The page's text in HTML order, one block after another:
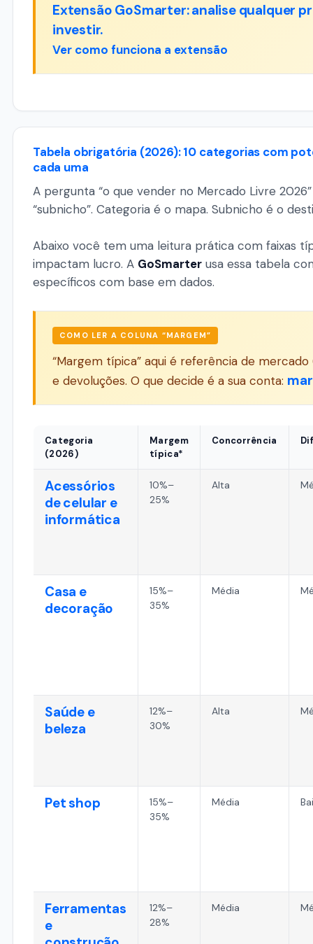
Extensão GoSmarter: analise qualquer
investir.
Ver como funciona a extensão
Tabela obrigatória (2026): 10 categorias com
cada uma
A pergunta “o que vender no Mercado Livre
“subnicho”. Categoria é o mapa. Subnicho é o
Abaixo você tem uma leitura prática com faixas
impactam lucro. A GoSmarter usa essa tabela
específicos com base em dados.
COMO LER A COLUNA “MARGEM”
“Margem típica” aqui é referência de
e devoluções. O que decide é a sua conta:
Categoria
(2026)
Margem
típica*
Concorrência
Acessórios
de celular e
informática
10%–
25%
Alta
Casa e
decoração
15%–
35%
Média
Saúde e
beleza
12%–
30%
Alta
Pet shop
15%–
35%
Média
Ferramentas
e
12%–
28%
Média